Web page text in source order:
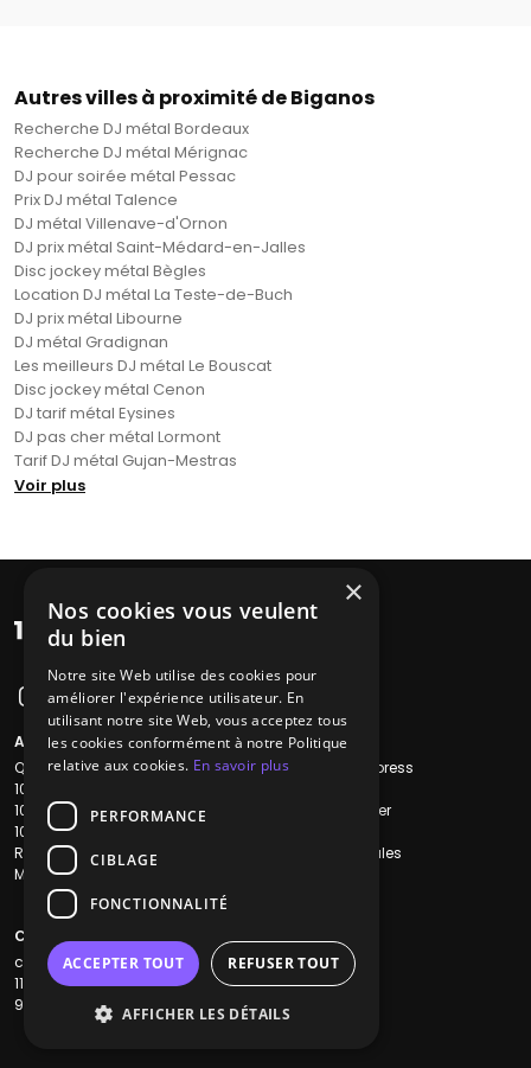
Autres villes à proximité de Biganos
Recherche DJ métal Bordeaux
Recherche DJ métal Mérignac
DJ pour soirée métal Pessac
Prix DJ métal Talence
DJ métal Villenave-d'Ornon
DJ prix métal Saint-Médard-en-Jalles
Disc jockey métal Bègles
Location DJ métal La Teste-de-Buch
DJ prix métal Libourne
DJ métal Gradignan
Les meilleurs DJ métal Le Bouscat
Disc jockey métal Cenon
DJ tarif métal Eysines
DJ pas cher métal Lormont
Tarif DJ métal Gujan-Mestras
Voir plus
A propos
Qui sommes-nous ?
1001Salles
1001Salles PRO
1001Traiteurs
Reserverunbar
MP2
Liens utiles
Recherche Express
Nous contacter
Mentions légales
Contacts
contact@1001dj.com
11 Rue Maurice Grandcoing
94200 Ivry-sur-Seine
×
Nos cookies vous veulent
du bien
Notre site Web utilise des cookies pour
améliorer l'expérience utilisateur. En
utilisant notre site Web, vous acceptez tous
les cookies conformément à notre Politique
relative aux cookies. En savoir plus
PERFORMANCE
CIBLAGE
FONCTIONNALITÉ
ACCEPTER TOUT REFUSER TOUT
AFFICHER LES DÉTAILS